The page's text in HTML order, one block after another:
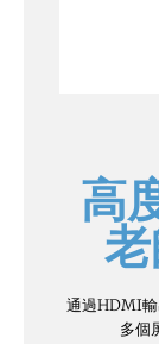
高
通過HDMI輸
多個